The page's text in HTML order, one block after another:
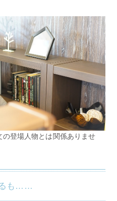
の登場人物とは関係ありませ
るも……